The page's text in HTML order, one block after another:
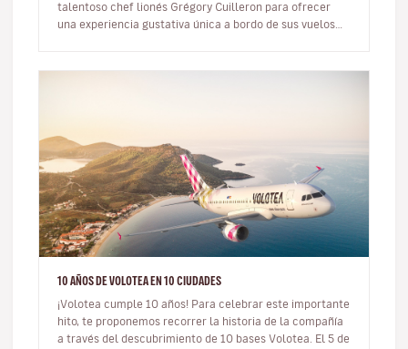
talentoso chef lionés Grégory Cuilleron para ofrecer
una experiencia gustativa única a bordo de sus vuelos
10 AÑOS DE VOLOTEA EN 10 CIUDADES
¡Volotea cumple 10 años! Para celebrar este importante
hito, te proponemos recorrer la historia de la compañía
a través del descubrimiento de 10 bases Volotea. El 5 de